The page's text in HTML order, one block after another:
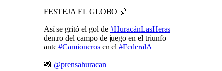
FESTEJA EL GLOBO 🎈
Así se gritó el gol de #HuracánLasHeras
dentro del campo de juego en el triunfo
ante #Camioneros en el #FederalA
📸 @prensahuracan